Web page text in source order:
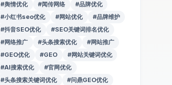
#舆情优化
#闻传网络
#品牌优化
#小红书seo优化
#网站优化
#品牌维护
#抖音SEO优化
#SEO关键词排名优化
#网络推广
#头条搜索优化
#网站推广
#GEO优化
#GEO
#网站关键词优化
#AI搜索优化
#官网优化
#头条搜索关键词优化
#问鼎GEO优化